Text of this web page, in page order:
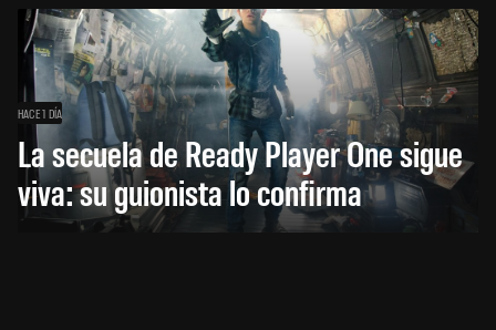
HACE 1 DÍA
La secuela de Ready Player One sigue
viva: su guionista lo confirma